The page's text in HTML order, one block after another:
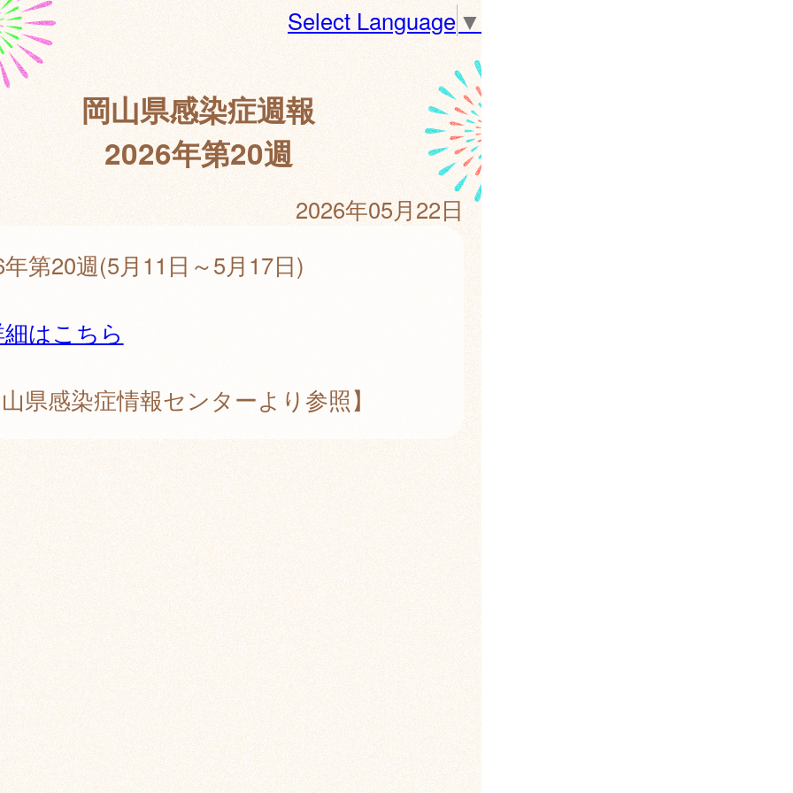
Select Language▼
岡山県感染症週報
2026年第20週
2026年05月22日
第20週(5月11日～5月17日)
はこちら
県感染症情報センターより参照】